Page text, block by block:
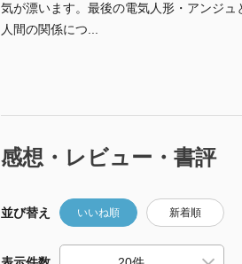
気が漂います。最後の電気人形・アンジ
人間の関係につ...
感想・レビュー・書評
並び替え いいね順 新着順